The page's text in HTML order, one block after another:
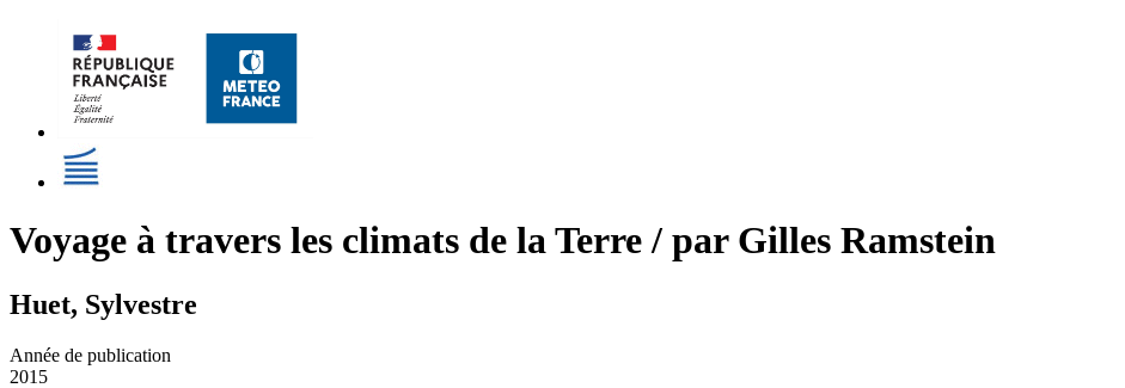
Voyage à travers les climats de la Terre / par Gilles Ramstein
Huet, Sylvestre
Année de publication
2015